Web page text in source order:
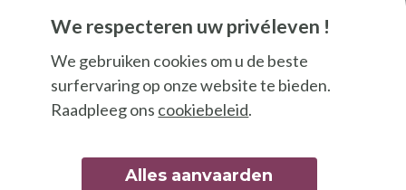
We respecteren uw privéleven !
We gebruiken cookies om u de beste
surfervaring op onze website te bieden.
Raadpleeg ons cookiebeleid.
Alles aanvaarden